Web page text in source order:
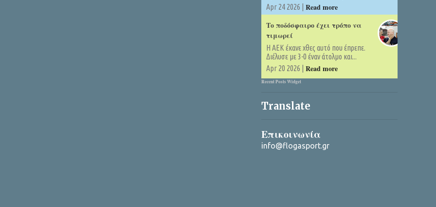
Apr 24 2026 | Read more
Το ποδόσφαιρο έχει τρόπο να
τιμωρεί
Η ΑΕΚ έκανε χθες αυτό που έπρεπε.
Διέλυσε με 3-0 έναν άτολμο και...
Apr 20 2026 | Read more
Recent Posts Widget
Translate
Επικοινωνία
info@flogasport.gr